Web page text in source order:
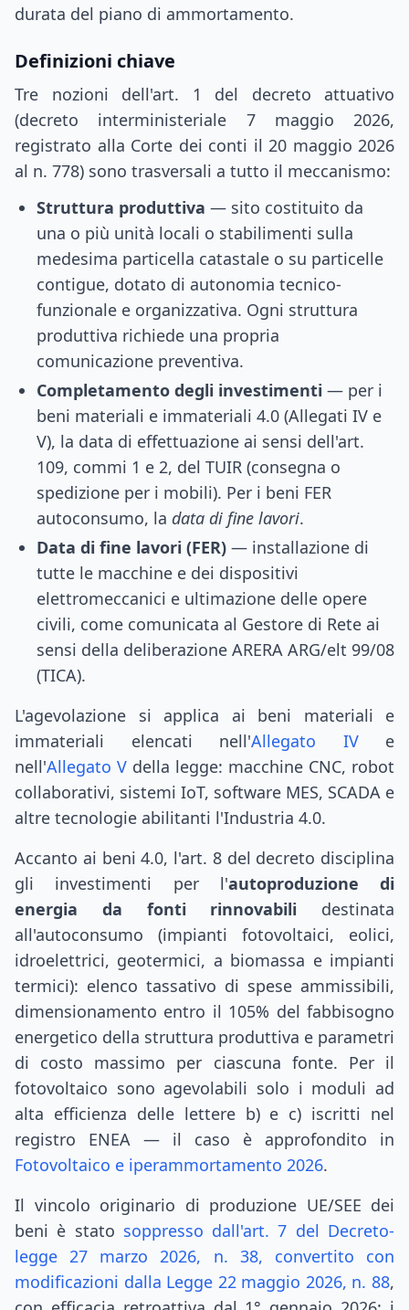
durata del piano di ammortamento.
Definizioni chiave
Tre nozioni dell'art. 1 del decreto attuativo
(decreto interministeriale 7 maggio 2026,
registrato alla Corte dei conti il 20 maggio 2026
al n. 778) sono trasversali a tutto il meccanismo:
Struttura produttiva — sito costituito da
una o più unità locali o stabilimenti sulla
medesima particella catastale o su particelle
contigue, dotato di autonomia tecnico-
funzionale e organizzativa. Ogni struttura
produttiva richiede una propria
comunicazione preventiva.
Completamento degli investimenti — per i
beni materiali e immateriali 4.0 (Allegati IV e
V), la data di effettuazione ai sensi dell'art.
109, commi 1 e 2, del TUIR (consegna o
spedizione per i mobili). Per i beni FER
autoconsumo, la data di fine lavori.
Data di fine lavori (FER) — installazione di
tutte le macchine e dei dispositivi
elettromeccanici e ultimazione delle opere
civili, come comunicata al Gestore di Rete ai
sensi della deliberazione ARERA ARG/elt 99/08
(TICA).
L'agevolazione si applica ai beni materiali e
immateriali elencati nell'Allegato IV
e
nell'Allegato V della legge: macchine CNC, robot
collaborativi, sistemi IoT, software MES, SCADA e
altre tecnologie abilitanti l'Industria 4.0.
Accanto ai beni 4.0, l'art. 8 del decreto disciplina
gli investimenti per l'autoproduzione di
energia da fonti rinnovabili destinata
all'autoconsumo (impianti fotovoltaici, eolici,
idroelettrici, geotermici, a biomassa e impianti
termici): elenco tassativo di spese ammissibili,
dimensionamento entro il 105% del fabbisogno
energetico della struttura produttiva e parametri
di costo massimo per ciascuna fonte. Per il
fotovoltaico sono agevolabili solo i moduli ad
alta efficienza delle lettere b) e c) iscritti nel
registro ENEA — il caso è approfondito in
Fotovoltaico e iperammortamento 2026.
Il vincolo originario di produzione UE/SEE dei
beni è stato soppresso dall'art. 7 del Decreto-
legge 27 marzo 2026, n. 38, convertito con
modificazioni dalla Legge 22 maggio 2026, n. 88,